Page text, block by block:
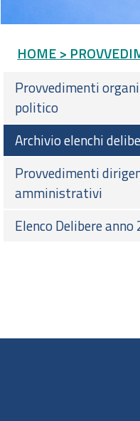
HOME >
Provvedimenti
politico
Archivio elenchi
Provvedimenti
amministrativi
Elenco Delibere anno